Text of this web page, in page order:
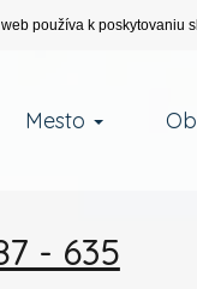
používa k poskytovaniu
Mesto
- 635